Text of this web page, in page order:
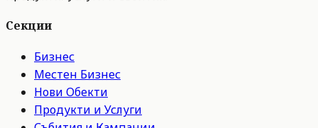
Секции
Бизнес
Местен Бизнес
Нови Обекти
Продукти и Услуги